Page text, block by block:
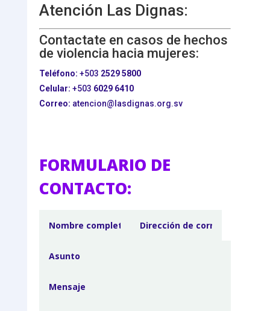
Atención Las Dignas:
Contactate en casos de hechos
de violencia hacia mujeres:
Teléfono: +503 2529 5800
Celular: +503 6029 6410
Correo: atencion@lasdignas.org.sv
FORMULARIO DE
CONTACTO: